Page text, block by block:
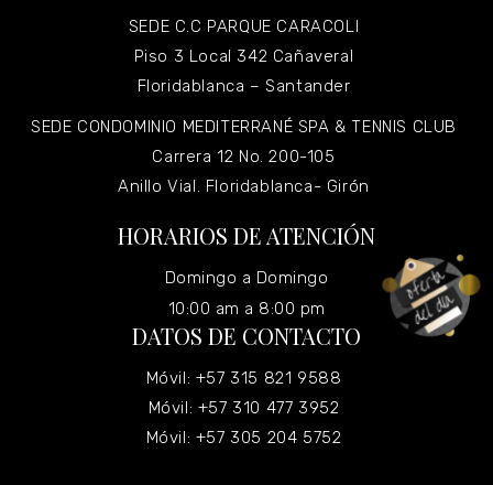
SEDE C.C PARQUE CARACOLI
Piso 3 Local 342 Cañaveral
Floridablanca – Santander
SEDE CONDOMINIO MEDITERRANÉ SPA & TENNIS CLUB
Carrera 12 No. 200-105
Anillo Vial. Floridablanca- Girón
HORARIOS DE ATENCIÓN
Domingo a Domingo
10:00 am a 8:00 pm
DATOS DE CONTACTO
Móvil: +57 315 821 9588
Móvil: +57 310 477 3952
Móvil: +57 305 204 5752